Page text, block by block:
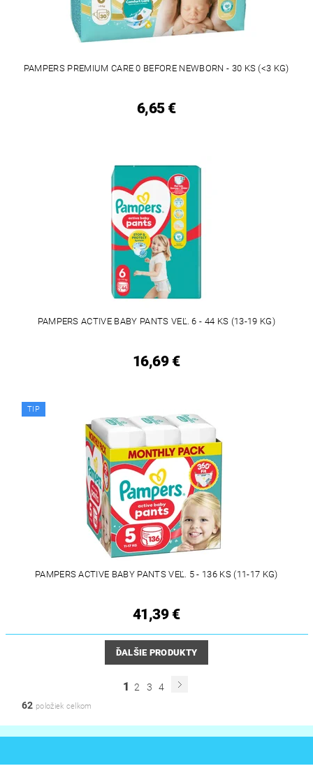
PAMPERS PREMIUM CARE 0 BEFORE NEWBORN - 30 KS (<3 KG)
6,65 €
PAMPERS ACTIVE BABY PANTS VEĽ. 6 - 44 KS (13-19 KG)
16,69 €
TIP
PAMPERS ACTIVE BABY PANTS VEĽ. 5 - 136 KS (11-17 KG)
41,39 €
ĎALŠIE PRODUKTY
1 2 3
4
62 položiek celkom